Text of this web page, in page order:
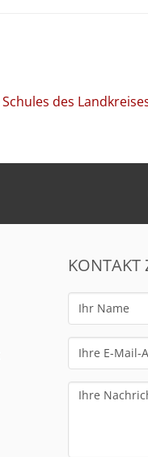
KONTAKT
Ihr
Name
Ihre
E-
Mail-
Ihre